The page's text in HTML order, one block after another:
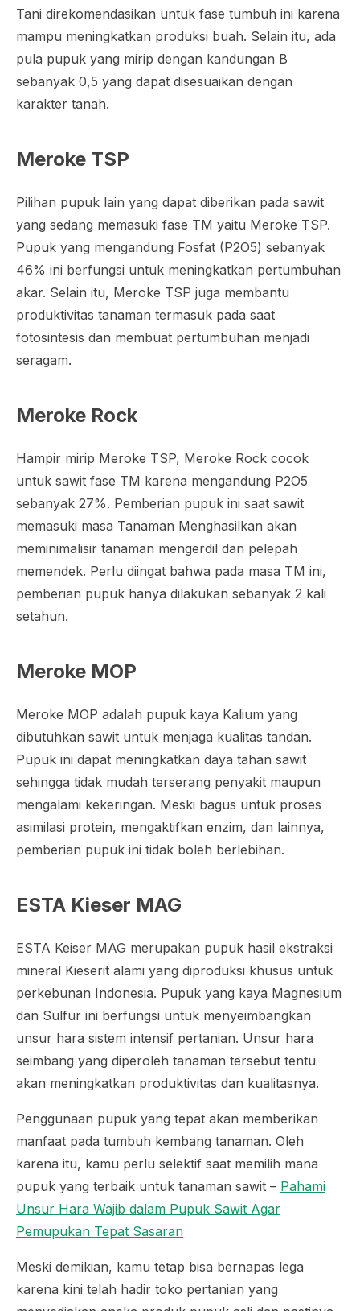
Tani direkomendasikan untuk fase tumbuh ini karena
mampu meningkatkan produksi buah. Selain itu, ada
pula pupuk yang mirip dengan kandungan B
sebanyak 0,5 yang dapat disesuaikan dengan
karakter tanah.
Meroke TSP
Pilihan pupuk lain yang dapat diberikan pada sawit
yang sedang memasuki fase TM yaitu Meroke TSP.
Pupuk yang mengandung Fosfat (P2O5) sebanyak
46% ini berfungsi untuk meningkatkan pertumbuhan
akar. Selain itu, Meroke TSP juga membantu
produktivitas tanaman termasuk pada saat
fotosintesis dan membuat pertumbuhan menjadi
seragam.
Meroke Rock
Hampir mirip Meroke TSP, Meroke Rock cocok
untuk sawit fase TM karena mengandung P2O5
sebanyak 27%. Pemberian pupuk ini saat sawit
memasuki masa Tanaman Menghasilkan akan
meminimalisir tanaman mengerdil dan pelepah
memendek. Perlu diingat bahwa pada masa TM ini,
pemberian pupuk hanya dilakukan sebanyak 2 kali
setahun.
Meroke MOP
Meroke MOP adalah pupuk kaya Kalium yang
dibutuhkan sawit untuk menjaga kualitas tandan.
Pupuk ini dapat meningkatkan daya tahan sawit
sehingga tidak mudah terserang penyakit maupun
mengalami kekeringan. Meski bagus untuk proses
asimilasi protein, mengaktifkan enzim, dan lainnya,
pemberian pupuk ini tidak boleh berlebihan.
ESTA Kieser MAG
ESTA Keiser MAG merupakan pupuk hasil ekstraksi
mineral Kieserit alami yang diproduksi khusus untuk
perkebunan Indonesia. Pupuk yang kaya Magnesium
dan Sulfur ini berfungsi untuk menyeimbangkan
unsur hara sistem intensif pertanian. Unsur hara
seimbang yang diperoleh tanaman tersebut tentu
akan meningkatkan produktivitas dan kualitasnya.
Penggunaan pupuk yang tepat akan memberikan
manfaat pada tumbuh kembang tanaman. Oleh
karena itu, kamu perlu selektif saat memilih mana
pupuk yang terbaik untuk tanaman sawit – Pahami
Unsur Hara Wajib dalam Pupuk Sawit Agar
Pemupukan Tepat Sasaran
Meski demikian, kamu tetap bisa bernapas lega
karena kini telah hadir toko pertanian yang